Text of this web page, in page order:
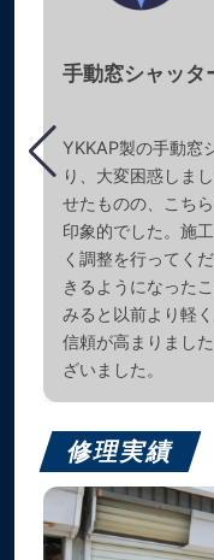
手動窓シャッタ
YKKAP製の手動窓
り、大変困惑しま
せたものの、こち
印象的でした。施
く調整を行ってく
きるようになった
みると以前より軽
信頼が高まりまし
ざいました。
修理実績